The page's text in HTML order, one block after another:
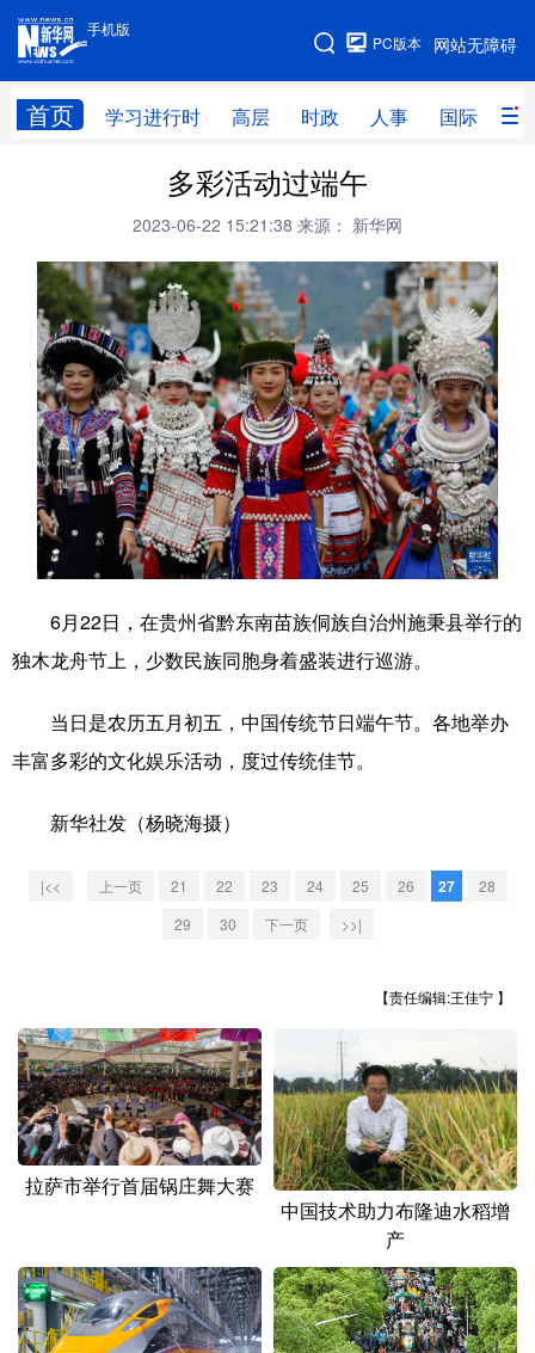
手机版
网站无障碍
PC版本
首页 学习进行时 高层 时政 人事 国际 财
手机版
网站地图
高层 时政
财经 网评
台湾 思客智库 全球连线 教育
科技 科创 量子 体育
文化 书画 健康 军事
访谈 视频 图片 政务
法律 中央文件 金融 汽车
食品 人居 信息化 数字经济
学术中国 乡村振兴 银龄 溯源中国
城市 旅游 能源 会展
公益 一带一路 亚太网 上市公司
地方频道
天津 河北
浙江 安徽 福建
山东 河南 湖北 湖南
广东 广西 海南 重庆
四川 贵州 云南 西藏
青海 宁夏
新疆 内蒙古 黑龙江
多彩活动过端午
2023-06-22 15:21:38 来源： 新华网
6月22日，在贵州省黔东南苗族侗族自治州施秉县举行的
独木龙舟节上，少数民族同胞身着盛装进行巡游。
当日是农历五月初五，中国传统节日端午节。各地举办
丰富多彩的文化娱乐活动，度过传统佳节。
新华社发（杨晓海摄）
|<< 上一页 21 22 23 24 25 26 27
28
29
30 下一页 >>|
【责任编辑:王佳宁 】
拉萨市举行首届锅庄舞大赛
中国技术助力布隆迪水稻增
产